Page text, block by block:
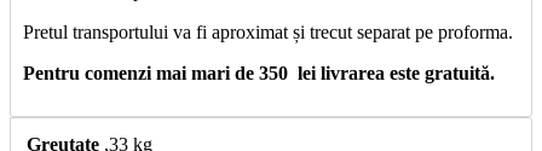
Pretul transportului va fi aproximat și trecut separat pe proforma.
Pentru comenzi mai mari de 350 lei livrarea este gratuită.
Greutate ,33 kg